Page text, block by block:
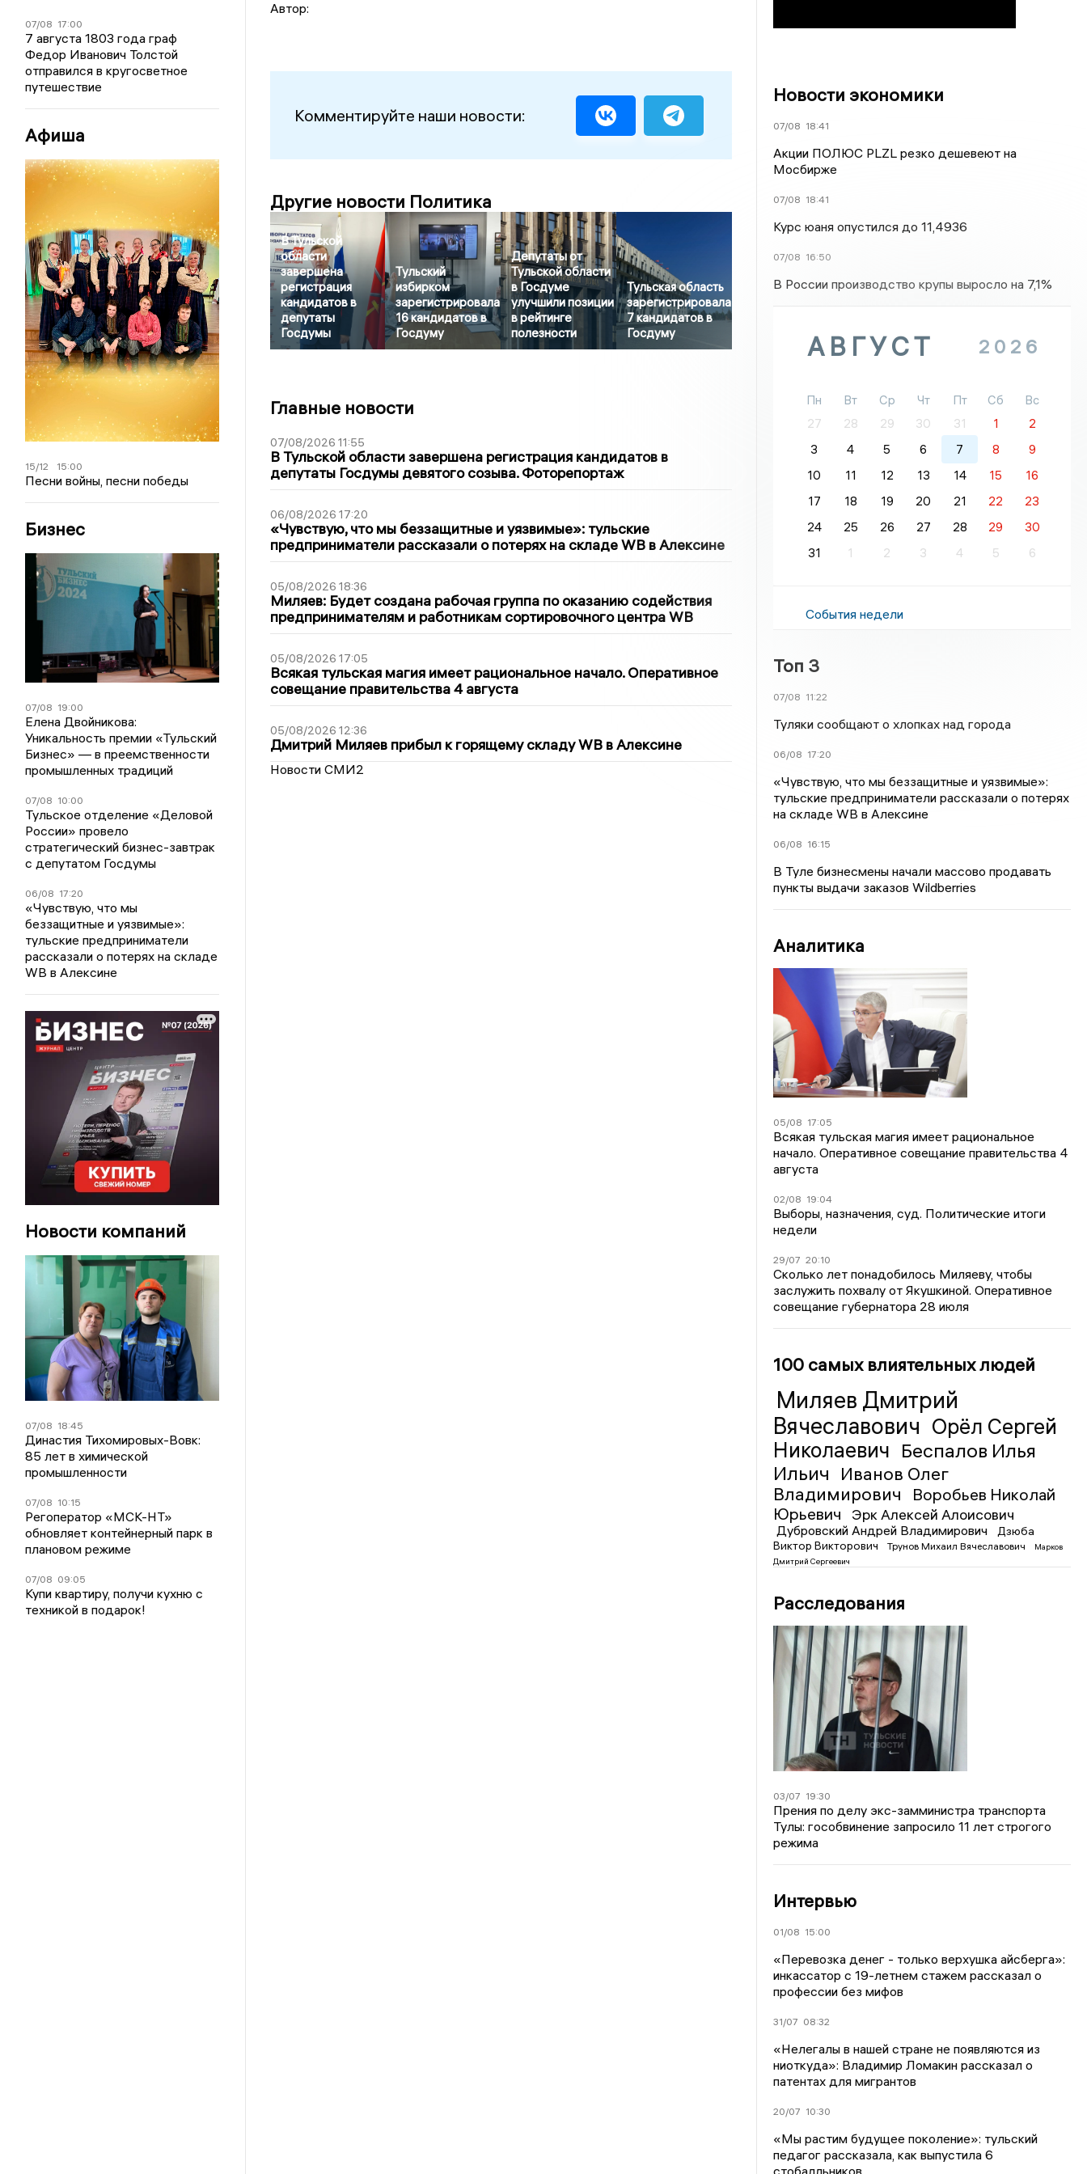
07/08 17:00
7 августа 1803 года граф
Федор Иванович Толстой
отправился в кругосветное
путешествие
Афиша
15/12 15:00
Песни войны, песни победы
Бизнес
07/08 19:00
Елена Двойникова:
Уникальность премии «Тульский
Бизнес» — в преемственности
промышленных традиций
07/08 10:00
Тульское отделение «Деловой
России» провело
стратегический бизнес-завтрак
с депутатом Госдумы
06/08 17:20
«Чувствую, что мы
беззащитные и уязвимые»:
тульские предприниматели
рассказали о потерях на складе
WB в Алексине
Новости компаний
07/08 18:45
Династия Тихомировых-Вовк:
85 лет в химической
промышленности
07/08 10:15
Регоператор «МСК-НТ»
обновляет контейнерный парк в
плановом режиме
07/08 09:05
Купи квартиру, получи кухню с
техникой в подарок!
Автор:
Комментируйте наши новости:
Другие новости Политика
В Тульской
области
завершена
регистрация
кандидатов в
депутаты
Госдумы
Тульский
избирком
зарегистрировала
16 кандидатов в
Госдуму
Депутаты от
Тульской области
в Госдуме
улучшили позиции
в рейтинге
полезности
Тульская область
зарегистрировала
7 кандидатов в
Госдуму
Главные новости
07/08/2026 11:55
В Тульской области завершена регистрация кандидатов в
депутаты Госдумы девятого созыва. Фоторепортаж
06/08/2026 17:20
«Чувствую, что мы беззащитные и уязвимые»: тульские
предприниматели рассказали о потерях на складе WB в Алексине
05/08/2026 18:36
Миляев: Будет создана рабочая группа по оказанию содействия
предпринимателям и работникам сортировочного центра WB
05/08/2026 17:05
Всякая тульская магия имеет рациональное начало. Оперативное
совещание правительства 4 августа
05/08/2026 12:36
Дмитрий Миляев прибыл к горящему складу WB в Алексине
Новости СМИ2
Новости экономики
07/08 18:41
Акции ПОЛЮС PLZL резко дешевеют на
Мосбирже
07/08 18:41
Курс юаня опустился до 11,4936
07/08 16:50
В России производство крупы выросло на 7,1%
АВГУСТ 2026
Пн Вт Ср Чт Пт Сб
Вс
27
28 29 30 31 1
2
3
4 5 6 7 8
9
10
11 12 13 14 15
16
17
18 19 20 21 22
23
24
25 26 27 28 29
30
31
1 2 3 4 5 6
События недели
Топ 3
07/08 11:22
Туляки сообщают о хлопках над города
06/08 17:20
«Чувствую, что мы беззащитные и уязвимые»:
тульские предприниматели рассказали о потерях
на складе WB в Алексине
06/08 16:15
В Туле бизнесмены начали массово продавать
пункты выдачи заказов Wildberries
Аналитика
05/08 17:05
Всякая тульская магия имеет рациональное
начало. Оперативное совещание правительства 4
августа
02/08 19:04
Выборы, назначения, суд. Политические итоги
недели
29/07 20:10
Сколько лет понадобилось Миляеву, чтобы
заслужить похвалу от Якушкиной. Оперативное
совещание губернатора 28 июля
100 самых влиятельных людей
Миляев Дмитрий
Вячеславович Орёл Сергей
Николаевич Беспалов Илья
Ильич
Иванов Олег
Владимирович
Воробьев Николай
Юрьевич
Эрк Алексей Алоисович
Дубровский Андрей Владимирович
Дзюба
Виктор Викторович
Трунов Михаил Вячеславович
Марков
Дмитрий Сергеевич
Расследования
03/07 19:30
Прения по делу экс-замминистра транспорта
Тулы: гособвинение запросило 11 лет строгого
режима
Интервью
01/08 15:00
«Перевозка денег - только верхушка айсберга»:
инкассатор с 19-летнем стажем рассказал о
профессии без мифов
31/07 08:32
«Нелегалы в нашей стране не появляются из
ниоткуда»: Владимир Ломакин рассказал о
патентах для мигрантов
20/07 10:30
«Мы растим будущее поколение»: тульский
педагог рассказала, как выпустила 6
стобалльников